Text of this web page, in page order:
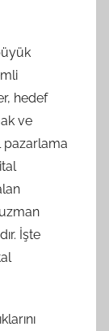
hedef
ve
pazarlama
İşte